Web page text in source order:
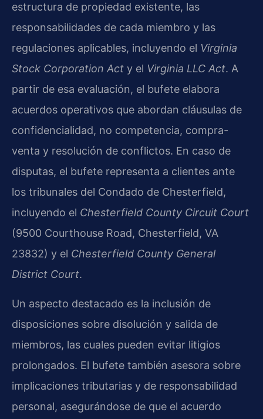
estructura de propiedad existente, las
responsabilidades de cada miembro y las
regulaciones aplicables, incluyendo el Virginia
Stock Corporation Act y el Virginia LLC Act. A
partir de esa evaluación, el bufete elabora
acuerdos operativos que abordan cláusulas de
confidencialidad, no competencia, compra-
venta y resolución de conflictos. En caso de
disputas, el bufete representa a clientes ante
los tribunales del Condado de Chesterfield,
incluyendo el Chesterfield County Circuit Court
(9500 Courthouse Road, Chesterfield, VA
23832) y el Chesterfield County General
District Court.
Un aspecto destacado es la inclusión de
disposiciones sobre disolución y salida de
miembros, las cuales pueden evitar litigios
prolongados. El bufete también asesora sobre
implicaciones tributarias y de responsabilidad
personal, asegurándose de que el acuerdo